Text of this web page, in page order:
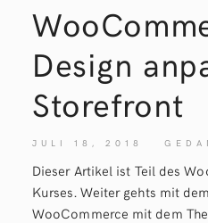
Design
Storefront
JULI 18, 2018
Dieser Artikel ist Teil des
Kurses. Weiter gehts mit
WooCommerce mit dem